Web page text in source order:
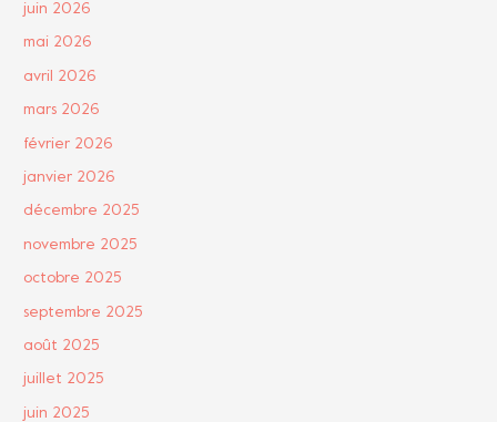
juin 2026
mai 2026
avril 2026
mars 2026
février 2026
janvier 2026
décembre 2025
novembre 2025
octobre 2025
septembre 2025
août 2025
juillet 2025
juin 2025